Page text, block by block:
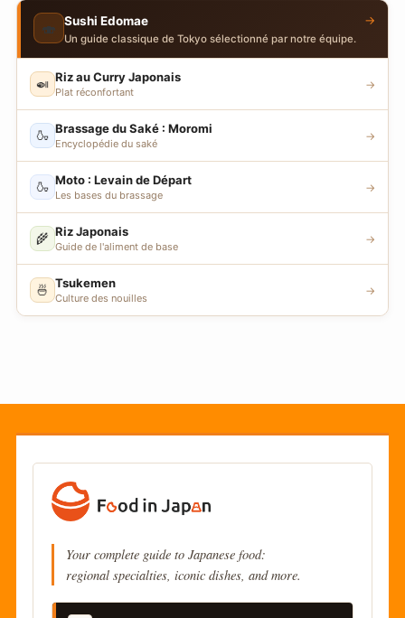
🍣 Sushi Edomae
Un guide classique de Tokyo sélectionné par notre équipe.
→
🍛 Riz au Curry Japonais
Plat réconfortant
→
🍶 Brassage du Saké : Moromi
Encyclopédie du saké
→
🍶 Moto : Levain de Départ
Les bases du brassage
→
🌾 Riz Japonais
Guide de l'aliment de base
→
🍜 Tsukemen
Culture des nouilles
→
Your complete guide to Japanese food:
regional specialties, iconic dishes, and more.